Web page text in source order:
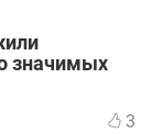
значимых
3